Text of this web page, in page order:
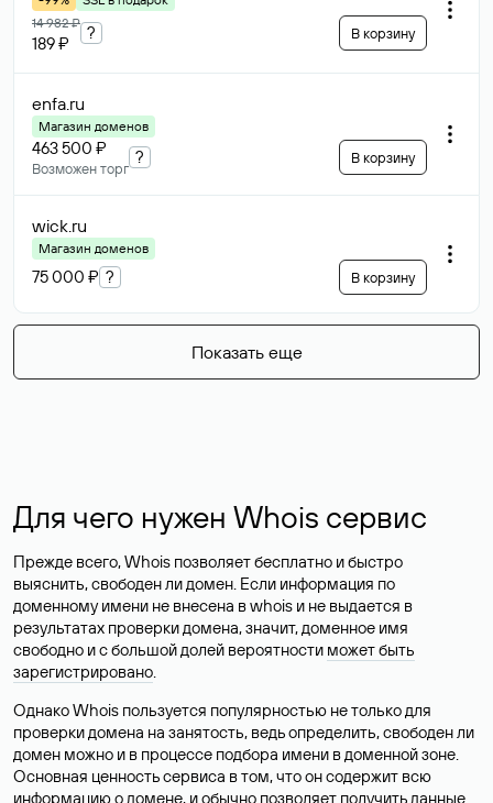
14 982 ₽
189 ₽
? В корзину
enfa.ru
Магазин доменов
463 500 ₽
Возможен торг
? В корзину
wick.ru
Магазин доменов
75 000 ₽ ? В корзину
Показать еще
Для чего нужен Whois сервис
Прежде всего, Whois позволяет бесплатно и быстро
выяснить, свободен ли домен. Если информация по
доменному имени не внесена в whois и не выдается в
результатах проверки домена, значит, доменное имя
свободно и с большой долей вероятности может быть
зарегистрировано.
Однако Whois пользуется популярностью не только для
проверки домена на занятость, ведь определить, свободен ли
домен можно и в процессе подбора имени в доменной зоне.
Основная ценность сервиса в том, что он содержит всю
информацию о домене, и обычно позволяет получить данные